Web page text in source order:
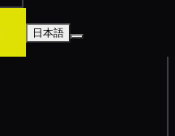
日本語